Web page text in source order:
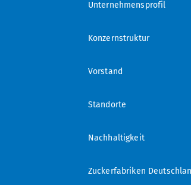
Unternehmensprofil
Konzernstruktur
Vorstand
Standorte
Nachhaltigkeit
Zuckerfabriken